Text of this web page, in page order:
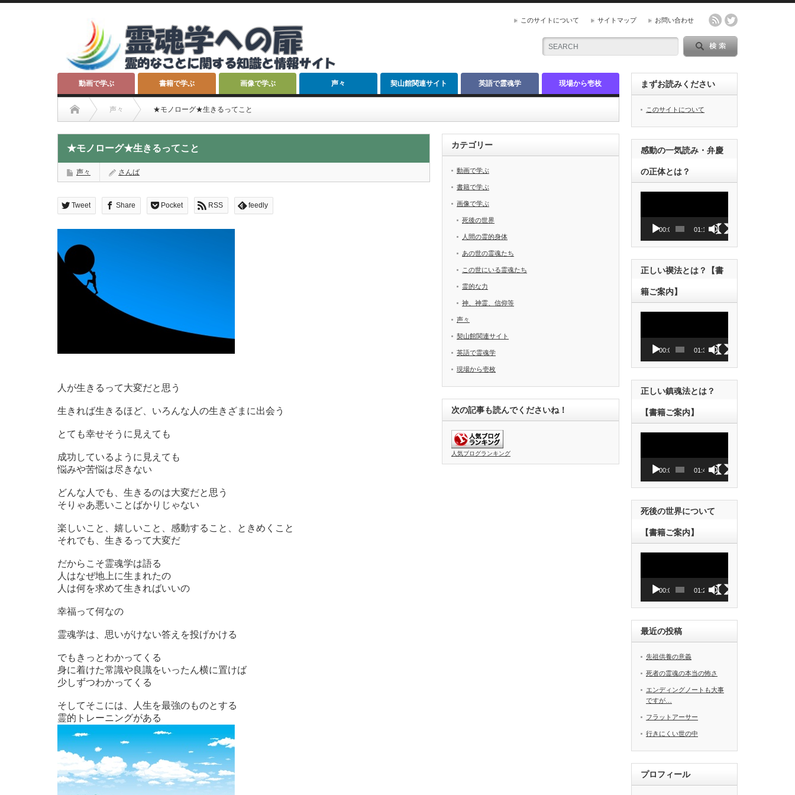
このサイトについて サイトマップ お問い合わせ
動画で学ぶ 書籍で学ぶ 画像で学ぶ 声々 契山館関連サイト 英語で霊魂学 現場から壱枚
声々 ★モノローグ★生きるってこと
★モノローグ★生きるってこと
声々 さんば
Tweet Share Pocket RSS feedly
人が生きるって大変だと思う
生きれば生きるほど、いろんな人の生きざまに出会う
とても幸せそうに見えても
成功しているように見えても
悩みや苦悩は尽きない
どんな人でも、生きるのは大変だと思う
そりゃあ悪いことばかりじゃない
楽しいこと、嬉しいこと、感動すること、ときめくこと
それでも、生きるって大変だ
だからこそ霊魂学は語る
人はなぜ地上に生まれたの
人は何を求めて生きればいいの
幸福って何なの
霊魂学は、思いがけない答えを投げかける
でもきっとわかってくる
身に着けた常識や良識をいったん横に置けば
少しずつわかってくる
そしてそこには、人生を最強のものとする
霊的トレーニングがある
カテゴリー
動画で学ぶ
書籍で学ぶ
画像で学ぶ
死後の世界
人間の霊的身体
あの世の霊魂たち
この世にいる霊魂たち
霊的な力
神、神霊、信仰等
声々
契山館関連サイト
英語で霊魂学
現場から壱枚
次の記事も読んでくださいね！
人気ブログランキング
まずお読みください
このサイトについて
感動の一気読み・弁慶
の正体とは？
ヤ
ー
00:00 01:12
正しい禊法とは？【書
籍ご案内】
ー
00:00 01:38
正しい鎮魂法とは？
【書籍ご案内】
ヤ
ー
00:00 01:43
死後の世界について
【書籍ご案内】
ヤ
ー
00:00 01:27
最近の投稿
先祖供養の意義
死者の霊魂の本当の怖さ
エンディングノートも大事
ですが…
フラットアーサー
行きにくい世の中
プロフィール